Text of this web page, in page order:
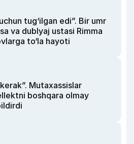
tug‘ilgan edi”. Bir umr
va dublyaj ustasi Rimma
to‘la hayoti
Mutaxassislar
boshqara olmay